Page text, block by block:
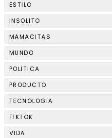
ESTILO
INSOLITO
MAMACITAS
MUNDO
POLITICA
PRODUCTO
TECNOLOGIA
TIKTOK
VIDA